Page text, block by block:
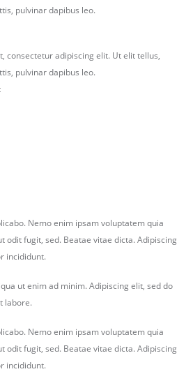
pulvinar dapibus leo.
consectetur adipiscing elit. Ut elit tellus,
pulvinar dapibus leo.
Nemo enim ipsam voluptatem quia
odit fugit, sed. Beatae vitae dicta. Adipiscing
incididunt.
ut enim ad minim. Adipiscing elit, sed do
labore.
Nemo enim ipsam voluptatem quia
odit fugit, sed. Beatae vitae dicta. Adipiscing
incididunt.